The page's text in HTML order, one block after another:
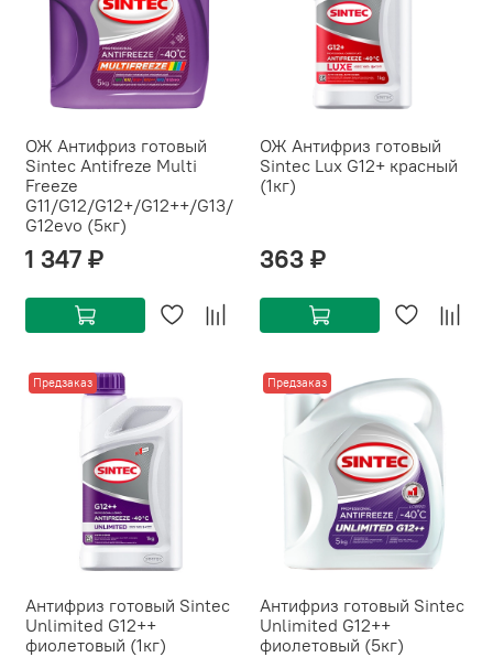
ОЖ Антифриз готовый
Sintec Antifreze Multi
Freeze
G11/G12/G12+/G12++/G13/
G12evo (5кг)
1 347 ₽
ОЖ Антифриз готовый
Sintec Lux G12+ красный
(1кг)
363 ₽
Предзаказ
Антифриз готовый Sintec
Unlimited G12++
фиолетовый (1кг)
Предзаказ
Антифриз готовый Sintec
Unlimited G12++
фиолетовый (5кг)